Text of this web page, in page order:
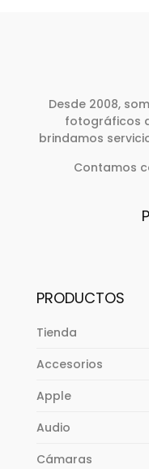
Desde 2008,
fotográficos
brindamos
Contamos
PRODUCTOS
Tienda
Accesorios
Apple
Audio
Cámaras